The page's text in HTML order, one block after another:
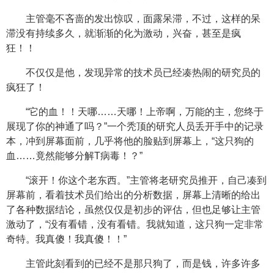
主管毫不吝啬的发出惊叹，面露呆滞，不过，这样的呆
滞没有持续多久，就渐渐的化为激动，兴奋，甚至是疯
狂！！
不仅仅是他，发现异常的技术员已经凑热闹的研究员的
疯狂了！
“它的血！！天哪……天哪！上帝啊，万能的主，您终于
展现了你的神通了吗？”一个秃顶的研究人员丢开手中的记录
本，冲到屏幕面前，几乎将他的脸贴到屏幕上，“这只狗的
血……竟然能够分解T病毒！？”
“滚开！你这个老东西。”主管将老研究员推开，自己凑到
屏幕前，看着技术员们给出的分析数据，屏幕上清晰的给出
了各种数据结论，虽然仅仅是初步的评估，但也足够让主管
激动了，“没有看错，没有看错。我就知道，这只狗一定非常
奇特。我真傻！我真傻！！”
主管此刻看到的已经不是那只狗了，而是钱，许多许多